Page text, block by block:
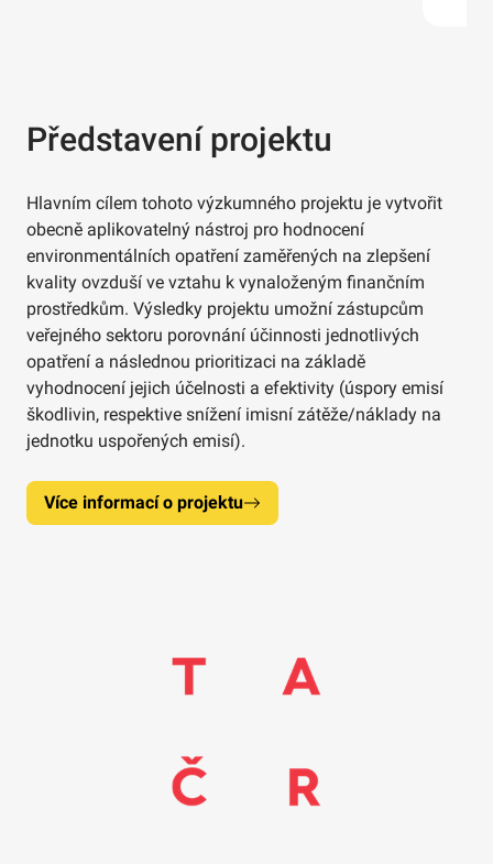
Představení projektu
Hlavním cílem tohoto výzkumného projektu je vytvořit
obecně aplikovatelný nástroj pro hodnocení
environmentálních opatření zaměřených na zlepšení
kvality ovzduší ve vztahu k vynaloženým finančním
prostředkům. Výsledky projektu umožní zástupcům
veřejného sektoru porovnání účinnosti jednotlivých
opatření a následnou prioritizaci na základě
vyhodnocení jejich účelnosti a efektivity (úspory emisí
škodlivin, respektive snížení imisní zátěže/náklady na
jednotku uspořených emisí).
Více informací o projektu